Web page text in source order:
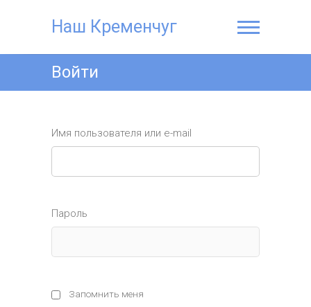
Наш Кременчуг
Войти
Имя пользователя или e-mail
Пароль
Запомнить меня